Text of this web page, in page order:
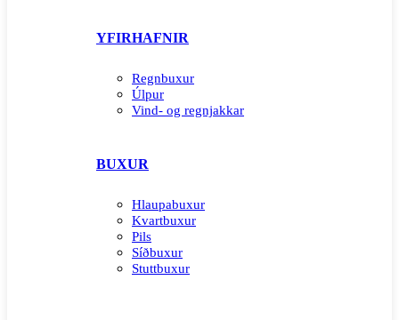
YFIRHAFNIR
Regnbuxur
Úlpur
Vind- og regnjakkar
BUXUR
Hlaupabuxur
Kvartbuxur
Pils
Síðbuxur
Stuttbuxur